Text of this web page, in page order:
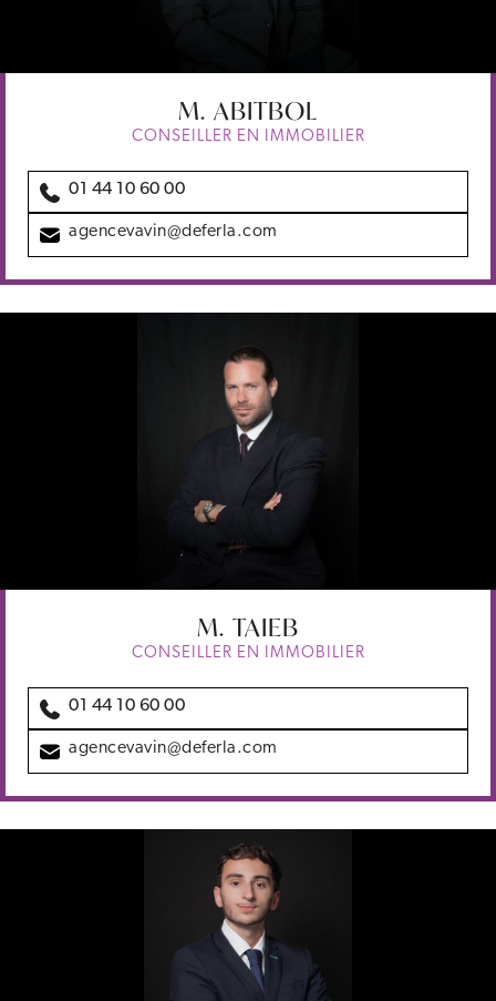
M. ABITBOL
CONSEILLER EN IMMOBILIER
01 44 10 60 00
agencevavin@deferla.com
M. TAIEB
CONSEILLER EN IMMOBILIER
01 44 10 60 00
agencevavin@deferla.com